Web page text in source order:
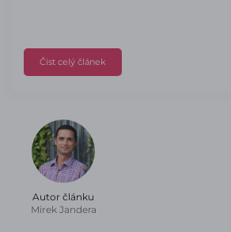
Číst celý článek
Autor článku
Mirek Jandera